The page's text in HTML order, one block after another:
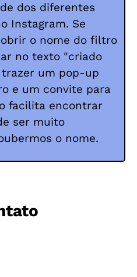
dos diferentes
Instagram. Se
o nome do filtro
no texto "criado
um pop-up
e um convite para
facilita encontrar
ser muito
o nome.